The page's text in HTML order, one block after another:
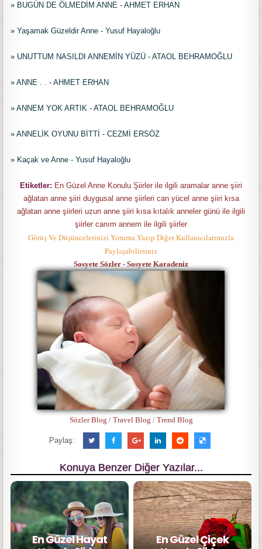
» BUGÜN DE ÖLMEDİM ANNE - AHMET ERHAN
» Yaşamak Güzeldir Anne - Yusuf Hayaloğlu
» UNUTTUM NASILDI ANNEMİN YÜZÜ - ATAOL BEHRAMOĞLU
» ANNE . . - AHMET ERHAN
» ANNEM YOK ARTIK - ATAOL BEHRAMOĞLU
» ANNELİK OYUNU BİTTİ - CEZMİ ERSÖZ
» Kaçak ve Anne - Yusuf Hayaloğlu
Etiketler: En Güzel Anne Konulu Şiirler ile ilgili aramalar anne şiiri
ağlatan anne şiiri duygusal anne şiirleri can yücel anne şiiri kısa
ağlatan anne şiirleri uzun anne şiiri kısa kıtalık anneler günü ile ilgili
şiirler canım annem ile ilgili şiirler
Görüş Ve Düşüncelerinizi Yoruma Yazıp Diğer Kullanıcılarımızla
Paylaşabilirsiniz
Sosyete Sözler - Sosyete Karadeniz
Sözler Blog / Travel Blog / Trend Blog
Paylaş:
Konuya Benzer Diğer Yazılar...
En Güzel Hayat
En Güzel Çiçek